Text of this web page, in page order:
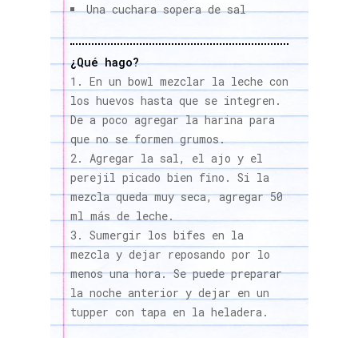
Una cuchara sopera de sal
¿Qué hago?
En un bowl mezclar la leche con
los huevos hasta que se integren.
De a poco agregar la harina para
que no se formen grumos.
Agregar la sal, el ajo y el
perejil picado bien fino. Si la
mezcla queda muy seca, agregar 50
ml más de leche.
Sumergir los bifes en la
mezcla y dejar reposando por lo
menos una hora. Se puede preparar
la noche anterior y dejar en un
tupper con tapa en la heladera.